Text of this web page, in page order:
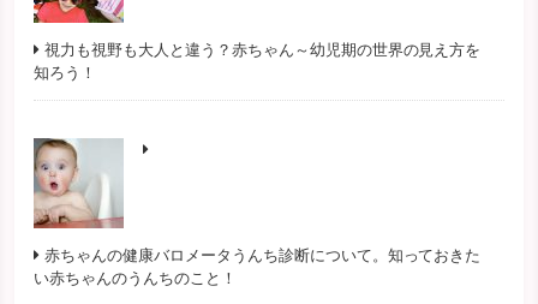
視力も視野も大人と違う？赤ちゃん～幼児期の世界の見え方を
知ろう！
赤ちゃんの健康バロメータうんち診断について。知っておきた
い赤ちゃんのうんちのこと！